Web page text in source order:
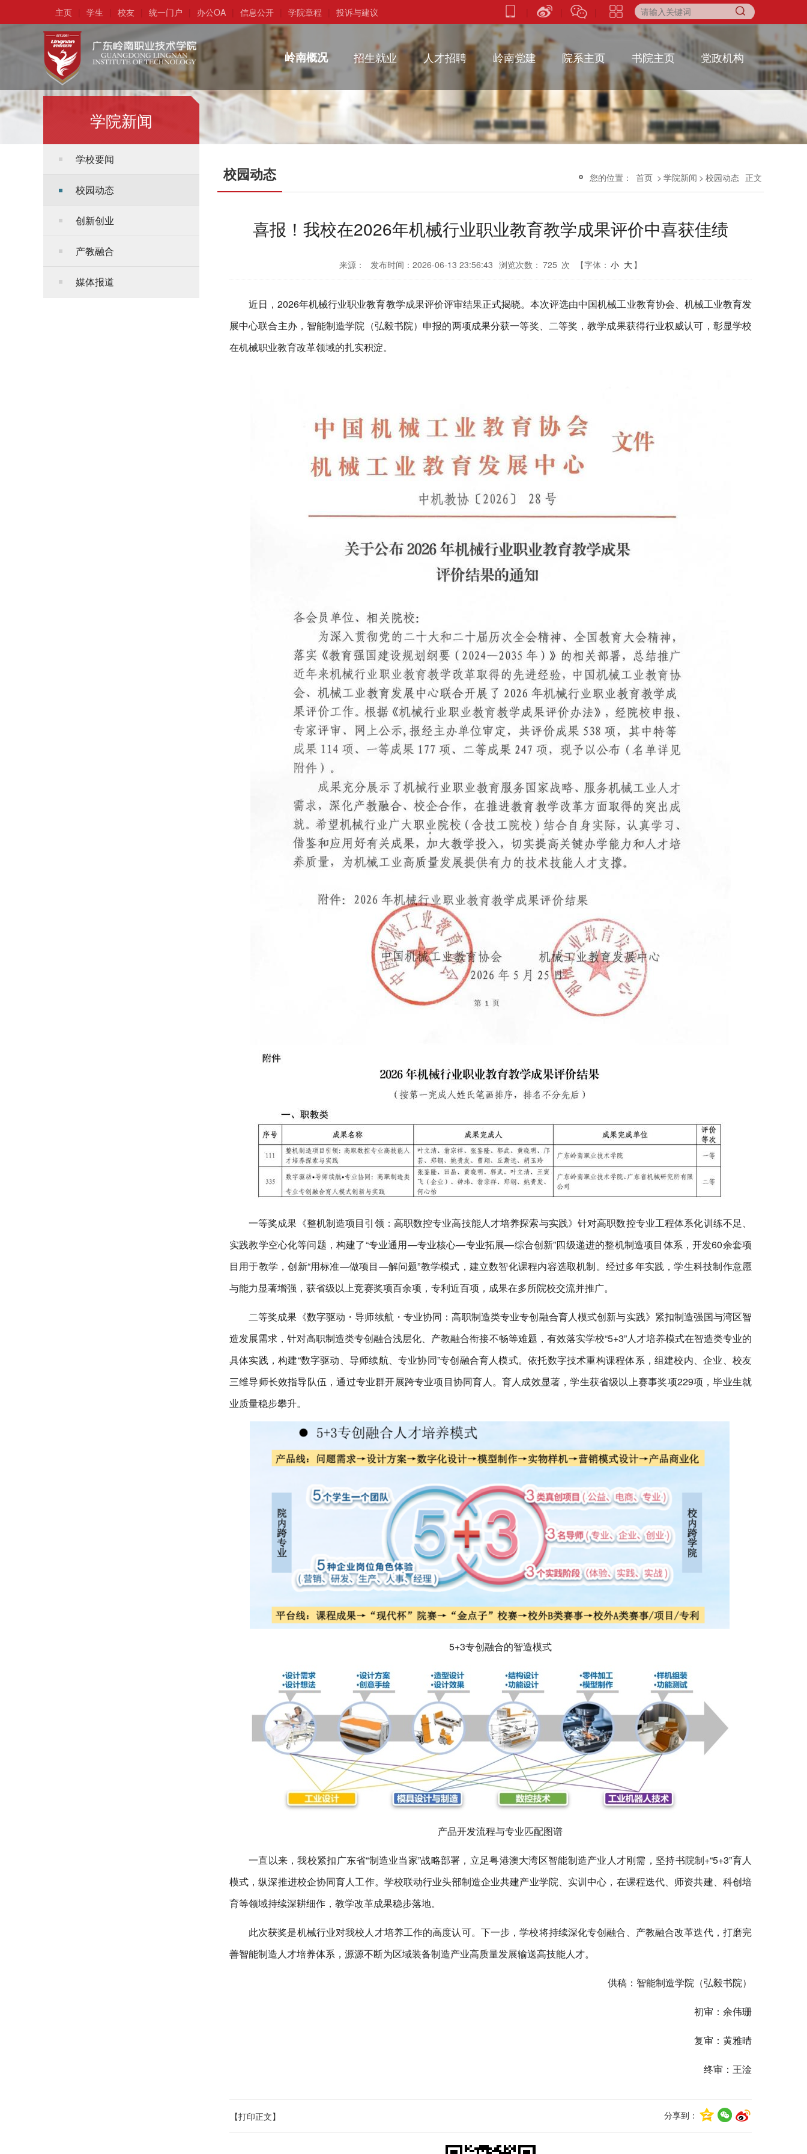
| | |
主页 | 学生 | 校友 | 统一门户 | 办公OA | 信息公开 | 学院章程 | 投诉与建议
岭南概况 招生就业 人才招聘 岭南党建 院系主页 书院主页 党政机构
学院新闻
学校要闻
校园动态
创新创业
产教融合
媒体报道
您的位置： 首页 > 学院新闻 > 校园动态 正文
校园动态
喜报！我校在2026年机械行业职业教育教学成果评价中喜获佳绩
来源： 发布时间：2026-06-13 23:56:43 浏览次数： 725 次 【字体： 小 大 】
近日，2026年机械行业职业教育教学成果评价评审结果正式揭晓。本次评选由中国机械工业教育协会、机械工业教育发
展中心联合主办，智能制造学院（弘毅书院）申报的两项成果分获一等奖、二等奖，教学成果获得行业权威认可，彰显学校
在机械职业教育改革领域的扎实积淀。
一等奖成果《整机制造项目引领：高职数控专业高技能人才培养探索与实践》针对高职数控专业工程体系化训练不足、
实践教学空心化等问题，构建了“专业通用—专业核心—专业拓展—综合创新”四级递进的整机制造项目体系，开发60余套项
目用于教学，创新“用标准—做项目—解问题”教学模式，建立数智化课程内容选取机制。经过多年实践，学生科技制作意愿
与能力显著增强，获省级以上竞赛奖项百余项，专利近百项，成果在多所院校交流并推广。
二等奖成果《数字驱动・导师续航・专业协同：高职制造类专业专创融合育人模式创新与实践》紧扣制造强国与湾区智
造发展需求，针对高职制造类专创融合浅层化、产教融合衔接不畅等难题，有效落实学校“5+3”人才培养模式在智造类专业的
具体实践，构建“数字驱动、导师续航、专业协同”专创融合育人模式。依托数字技术重构课程体系，组建校内、企业、校友
三维导师长效指导队伍，通过专业群开展跨专业项目协同育人。育人成效显著，学生获省级以上赛事奖项229项，毕业生就
业质量稳步攀升。
5+3专创融合的智造模式
产品开发流程与专业匹配图谱
一直以来，我校紧扣广东省“制造业当家”战略部署，立足粤港澳大湾区智能制造产业人才刚需，坚持书院制+“5+3”育人
模式，纵深推进校企协同育人工作。学校联动行业头部制造企业共建产业学院、实训中心，在课程迭代、师资共建、科创培
育等领域持续深耕细作，教学改革成果稳步落地。
此次获奖是机械行业对我校人才培养工作的高度认可。下一步，学校将持续深化专创融合、产教融合改革迭代，打磨完
善智能制造人才培养体系，源源不断为区域装备制造产业高质量发展输送高技能人才。
供稿：智能制造学院（弘毅书院）
初审：余伟珊
复审：黄雅晴
终审：王淦
分享到：
【打印正文】